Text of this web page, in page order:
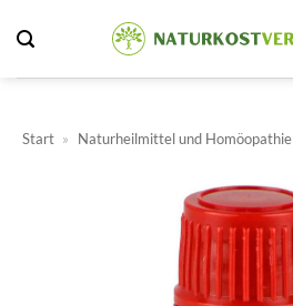
Inhalt
springen
Start » Naturheilmittel und Homöopathie